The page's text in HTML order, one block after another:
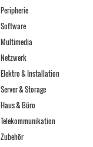
Peripherie
Software
Multimedia
Netzwerk
Elektro & Installation
Server & Storage
Haus & Büro
Telekommunikation
Zubehör